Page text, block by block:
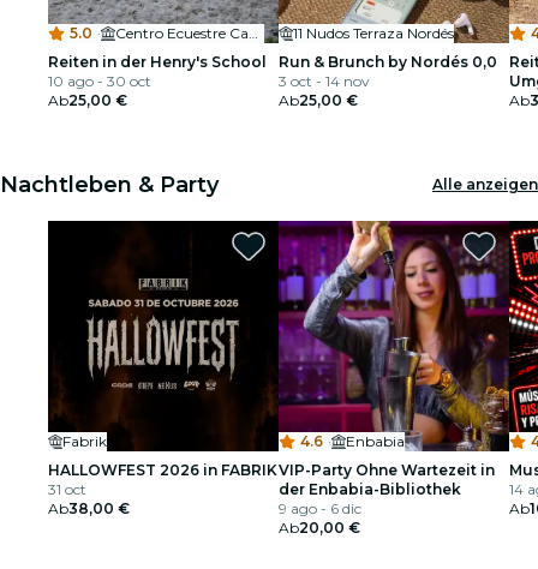
5.0 ·
Centro Ecuestre Caño Quebrado
Reiten in der Henry's School
10 ago - 30 oct
Ab25,00 €
11 Nudos Terraza Nordés
Run & Brunch by Nordés 0,0
3 oct - 14 nov
Ab25,00 €
Ab
Nachtleben & Party Alle anzeigen
Fabrik
HALLOWFEST 2026 in FABRIK
31 oct
Ab38,00 €
4.6 ·
Enbabia
VIP-Party Ohne Wartezeit in
der Enbabia-Bibliothek
9 ago - 6 dic
Ab20,00 €
14
Ab